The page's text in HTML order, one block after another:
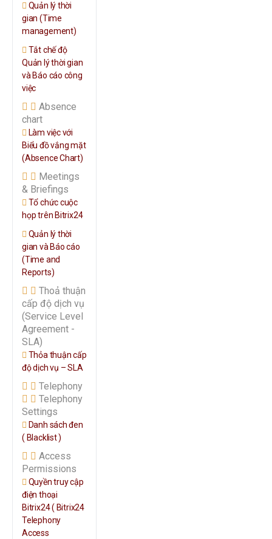
Quản lý thời
gian (Time
management)
Tắt chế độ
Quản lý thời gian
và Báo cáo công
việc
Absence
chart
Làm việc với
Biểu đồ vắng mặt
(Absence Chart)
Meetings
& Briefings
Tổ chức cuộc
họp trên Bitrix24
Quản lý thời
gian và Báo cáo
(Time and
Reports)
Thoả thuận
cấp độ dịch vụ
(Service Level
Agreement -
SLA)
Thỏa thuận cấp
độ dịch vụ – SLA
Telephony
Telephony
Settings
Danh sách đen
( Blacklist )
Access
Permissions
Quyền truy cập
điện thoại
Bitrix24 ( Bitrix24
Telephony
Access